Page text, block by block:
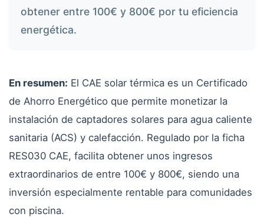
obtener entre 100€ y 800€ por tu eficiencia
energética.
En resumen: El CAE solar térmica es un Certificado
de Ahorro Energético que permite monetizar la
instalación de captadores solares para agua caliente
sanitaria (ACS) y calefacción. Regulado por la ficha
RES030 CAE, facilita obtener unos ingresos
extraordinarios de entre 100€ y 800€, siendo una
inversión especialmente rentable para comunidades
con piscina.